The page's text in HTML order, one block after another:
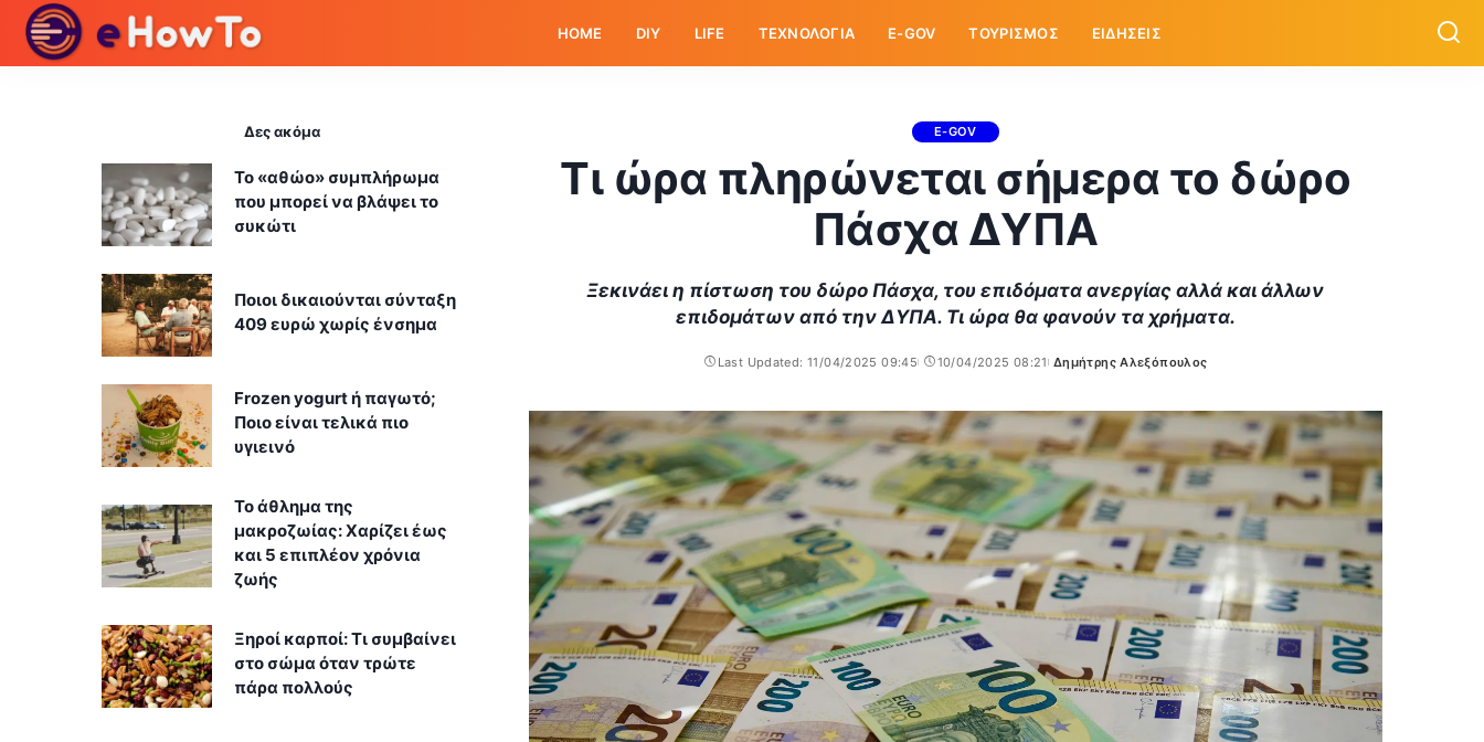
HOME DIY LIFE ΤΕΧΝΟΛΟΓΙΑ E-GOV ΤΟΥΡΙΣΜΟΣ ΕΙΔΗΣΕΙΣ
E-GOV
Τι ώρα πληρώνεται σήμερα το δώρο
Πάσχα ΔΥΠΑ
Ξεκινάει η πίστωση του δώρο Πάσχα, του επιδόματα ανεργίας αλλά και άλλων
επιδομάτων από την ΔΥΠΑ. Τι ώρα θα φανούν τα χρήματα.
Last Updated: 11/04/2025 09:45 10/04/2025 08:21
Posted
Δημήτρης Αλεξόπουλος
Δες ακόμα
Το «αθώο» συμπλήρωμα
που μπορεί να βλάψει το
συκώτι
Ποιοι δικαιούνται σύνταξη
409 ευρώ χωρίς ένσημα
Frozen yogurt ή παγωτό;
Ποιο είναι τελικά πιο
υγιεινό
Το άθλημα της
μακροζωίας: Χαρίζει έως
και 5 επιπλέον χρόνια
ζωής
Ξηροί καρποί: Τι συμβαίνει
στο σώμα όταν τρώτε
πάρα πολλούς